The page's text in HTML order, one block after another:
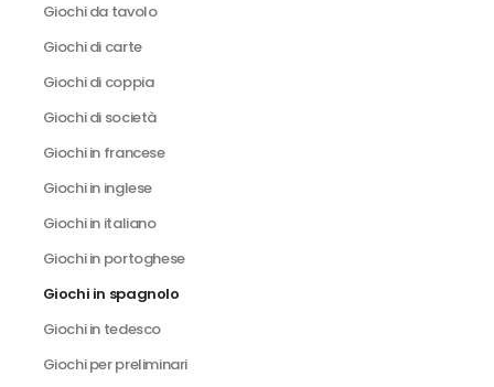
Giochi da tavolo
Giochi di carte
Giochi di coppia
Giochi di società
Giochi in francese
Giochi in inglese
Giochi in italiano
Giochi in portoghese
Giochi in spagnolo
Giochi in tedesco
Giochi per preliminari